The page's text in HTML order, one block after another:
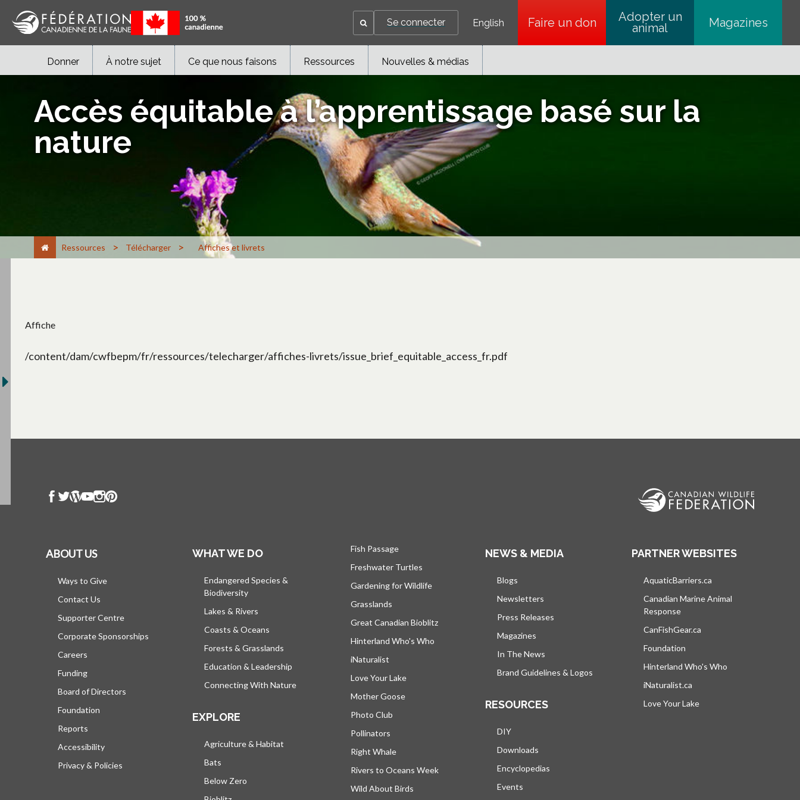
Se connecter English Faire un dons’ouvre dans un nouvel onglet
Adopter un
animal Magazines
Donner À notre sujet Ce que nous faisons Ressources Nouvelles & médias
Accès équitable à l’apprentissage basé sur la
nature
Ressources > Télécharger > Affiches et livrets
Affiche
/content/dam/cwfbepm/fr/ressources/telecharger/affiches-livrets/issue_brief_equitable_access_fr.pdf
ABOUT US
Ways to Give
Contact Us
Supporter Centre
Corporate Sponsorships
Careers
Funding
Board of Directors
Foundation
Reports
Accessibility
Privacy & Policies
WHAT WE DO
Endangered Species &
Biodiversity
Lakes & Rivers
Coasts & Oceans
Forests & Grasslands
Education & Leadership
Connecting With Nature
EXPLORE
Agriculture & Habitat
Bats
Below Zero
Fish Passage
Freshwater Turtles
Gardening for Wildlife
Grasslands
Great Canadian Bioblitz
Hinterland Who's Who
iNaturalist
Love Your Lake
Mother Goose
Photo Club
Pollinators
Right Whale
Rivers to Oceans Week
Wild About Birds
NEWS & MEDIA
Blogs
Newsletters
Press Releases
Magazines
In The News
Brand Guidelines & Logos
RESOURCES
DIY
Downloads
Encyclopedias
Events
PARTNER WEBSITES
AquaticBarriers.ca
Canadian Marine Animal
Response
CanFishGear.ca
Foundation
Hinterland Who's Who
iNaturalist.ca
Love Your Lake